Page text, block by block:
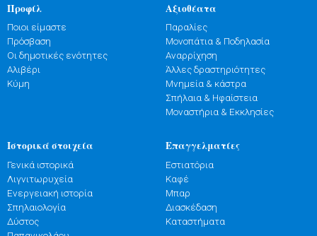
Προφίλ
Ποιοι είμαστε
Πρόσβαση
Οι δημοτικές ενότητες
Αλιβέρι
Κύμη
Αξιοθέατα
Παραλίες
Μονοπάτια & Ποδηλασία
Αναρρίχηση
Άλλες δραστηριότητες
Μνημεία & κάστρα
Σπήλαια & Ηφαίστεια
Μοναστήρια & Εκκλησίες
Ιστορικά στοιχεία
Γενικά ιστορικά
Λιγνιτωρυχεία
Ενεργειακή ιστορία
Σπηλαιολογία
Δύστος
Επαγγελματίες
Εστιατόρια
Καφέ
Μπαρ
Διασκέδαση
Καταστήματα